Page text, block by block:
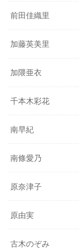
前田佳織里
加藤英美里
加隈亜衣
千本木彩花
南早紀
南條愛乃
原奈津子
原由実
古木のぞみ